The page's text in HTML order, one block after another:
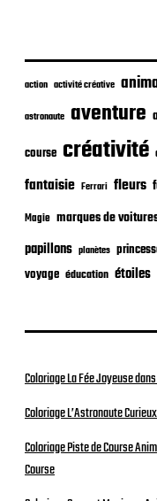
i
a
t
i
o
n
action activité créative
astronaute aventure
course créativité
fantaisie Ferrari fleurs
Magie marques de
papillons planètes
voyage éducation étoiles
Coloriage La Fée Joyeuse
Coloriage L’Astronaute
Coloriage Piste de Course
Course